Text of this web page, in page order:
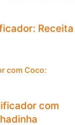
Receita
com